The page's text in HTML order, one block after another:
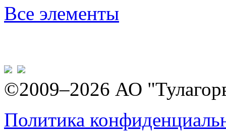
Все элементы
©2009–2026 АО
Политика